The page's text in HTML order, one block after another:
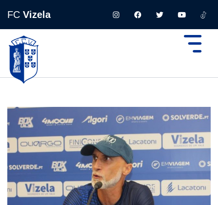
FC Vizela